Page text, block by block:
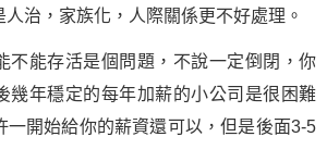
治，家族化，人際關係更不好處理。
不能存活是個問題，不說一定倒閉，你
幾年穩定的每年加薪的小公司是很困難
一開始給你的薪資還可以，但是後面3-5